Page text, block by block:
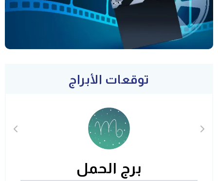
توقعات الأبراج
برج الحمل